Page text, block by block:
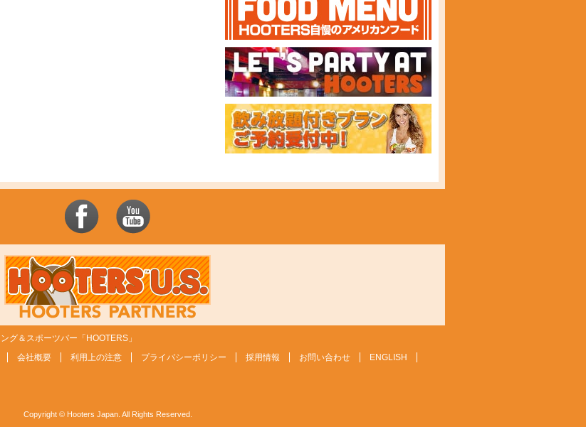
グ＆スポーツバー「HOOTERS」
会社概要 利用上の注意 プライバシーポリシー 採用情報 お問い合わせ ENGLISH
Copyright © Hooters Japan. All Rights Reserved.